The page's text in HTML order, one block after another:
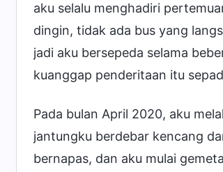
aku selalu menghadiri
dingin, tidak ada bus yang
jadi aku bersepeda selama
kuanggap penderitaan itu
Pada bulan April 2020, aku
jantungku berdebar kencang
bernapas, dan aku mulai